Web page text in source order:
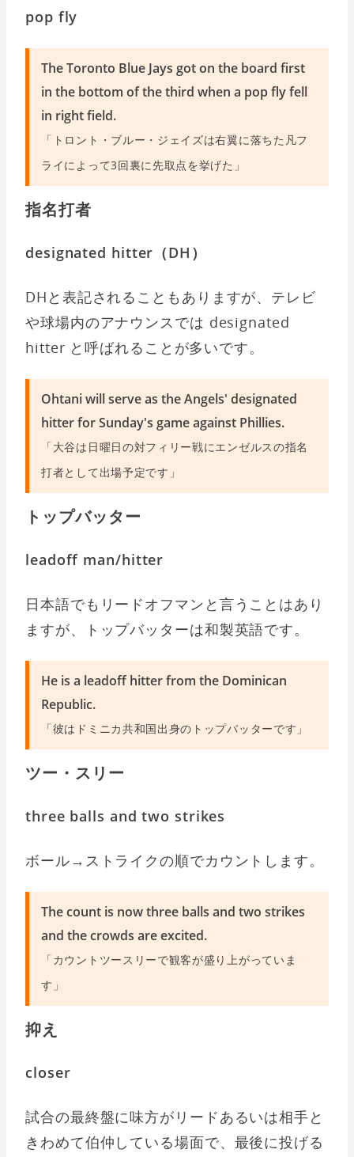
pop fly
The Toronto Blue Jays got on the board first
in the bottom of the third when a pop fly fell
in right field.
「トロント・ブルー・ジェイズは右翼に落ちた凡フ
ライによって3回裏に先取点を挙げた」
指名打者
designated hitter（DH）
DHと表記されることもありますが、テレビ
や球場内のアナウンスでは designated
hitter と呼ばれることが多いです。
Ohtani will serve as the Angels' designated
hitter for Sunday's game against Phillies.
「大谷は日曜日の対フィリー戦にエンゼルスの指名
打者として出場予定です」
トップバッター
leadoff man/hitter
日本語でもリードオフマンと言うことはあり
ますが、トップバッターは和製英語です。
He is a leadoff hitter from the Dominican
Republic.
「彼はドミニカ共和国出身のトップバッターです」
ツー・スリー
three balls and two strikes
ボール→ストライクの順でカウントします。
The count is now three balls and two strikes
and the crowds are excited.
「カウントツースリーで観客が盛り上がっていま
す」
抑え
closer
試合の最終盤に味方がリードあるいは相手と
きわめて伯仲している場面で、最後に投げる